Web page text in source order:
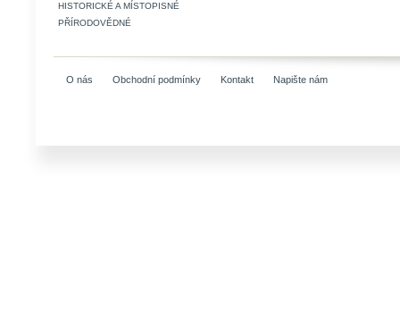
HISTORICKÉ A MÍSTOPISNÉ
PŘÍRODOVĚDNÉ
O nás Obchodní podmínky Kontakt Napište nám